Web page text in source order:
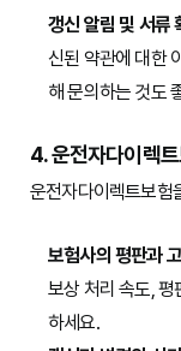
갱신 알림 및 서류
신된 약관에 대한
해 문의하는 것도
4. 운전자다이렉
운전자다이렉트보험
보험사의 평판과
보상 처리 속도, 평
하세요.